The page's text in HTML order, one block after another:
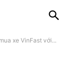
xe VinFast với...